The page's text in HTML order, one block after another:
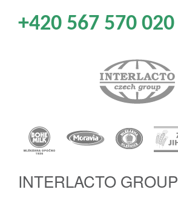
+420 567 570 020
INTERLACTO GROUP